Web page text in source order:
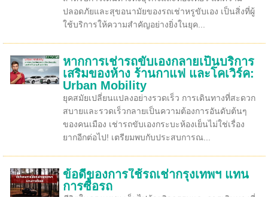
ปลอดภัยและสุขอนามัยของรถเช่าหรูขับเอง เป็นสิ่งที่ผู้
ใช้บริการให้ความสำคัญอย่างยิ่งในยุค...
หากการเช่ารถขับเองกลายเป็นบริการ
เสริมของห้าง ร้านกาแฟ และโคเวิร์ค:
Urban Mobility
ยุคสมัยเปลี่ยนแปลงอย่างรวดเร็ว การเดินทางที่สะดวก
สบายและรวดเร็วกลายเป็นความต้องการอันดับต้นๆ
ของคนเมือง เช่ารถขับเองกระบะห้องเย็นไม่ใช่เรื่อง
ยากอีกต่อไป! เตรียมพบกับประสบการณ...
ข้อดีของการใช้รถเช่ากรุงเทพฯ แทน
การซื้อรถ